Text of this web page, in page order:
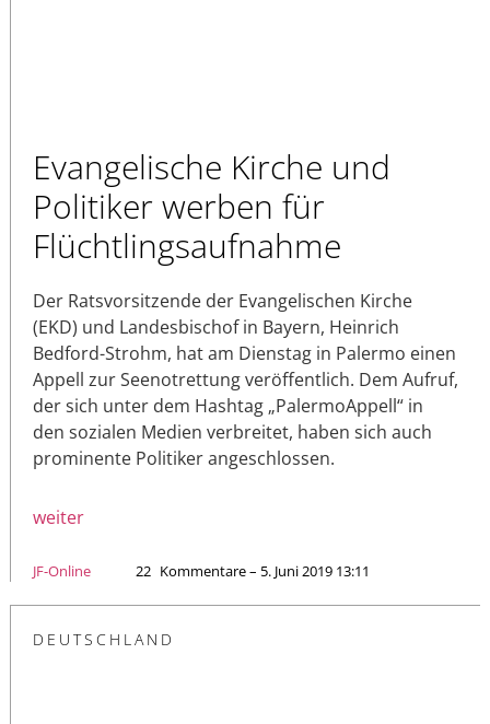
Evangelische Kirche und
Politiker werben für
Flüchtlingsaufnahme
Der Ratsvorsitzende der Evangelischen Kirche
(EKD) und Landesbischof in Bayern, Heinrich
Bedford-Strohm, hat am Dienstag in Palermo einen
Appell zur Seenotrettung veröffentlich. Dem Aufruf,
der sich unter dem Hashtag „PalermoAppell“ in
den sozialen Medien verbreitet, haben sich auch
prominente Politiker angeschlossen.
weiter
JF-Online 22 Kommentare – 5. Juni 2019 13:11
DEUTSCHLAND